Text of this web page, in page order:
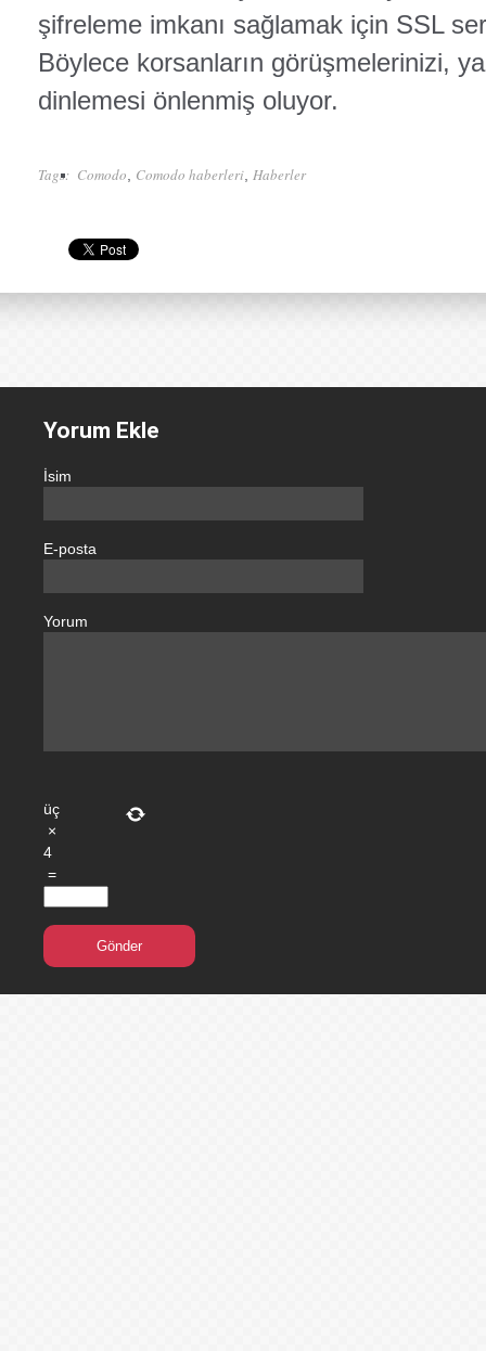
şifreleme imkanı sağlamak için SSL
Böylece korsanların görüşmelerinizi,
dinlemesi önlenmiş oluyor.
Tags: Comodo Comodo haberleri Haberler
Yorum Ekle
İsim
E-posta
Yorum
üç
×
4
=